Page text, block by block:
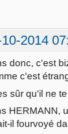
2014
donc, c'est
c'est
sûr qu'il ne
HERMANN,
il fourvoyé